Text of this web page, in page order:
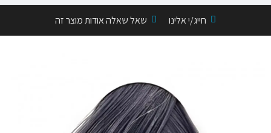
חייג/י אלינו שאל שאלה אודות מוצר זה